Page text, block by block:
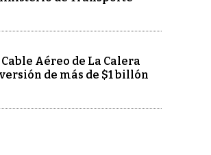
Aéreo de La Calera
de más de $1 billón